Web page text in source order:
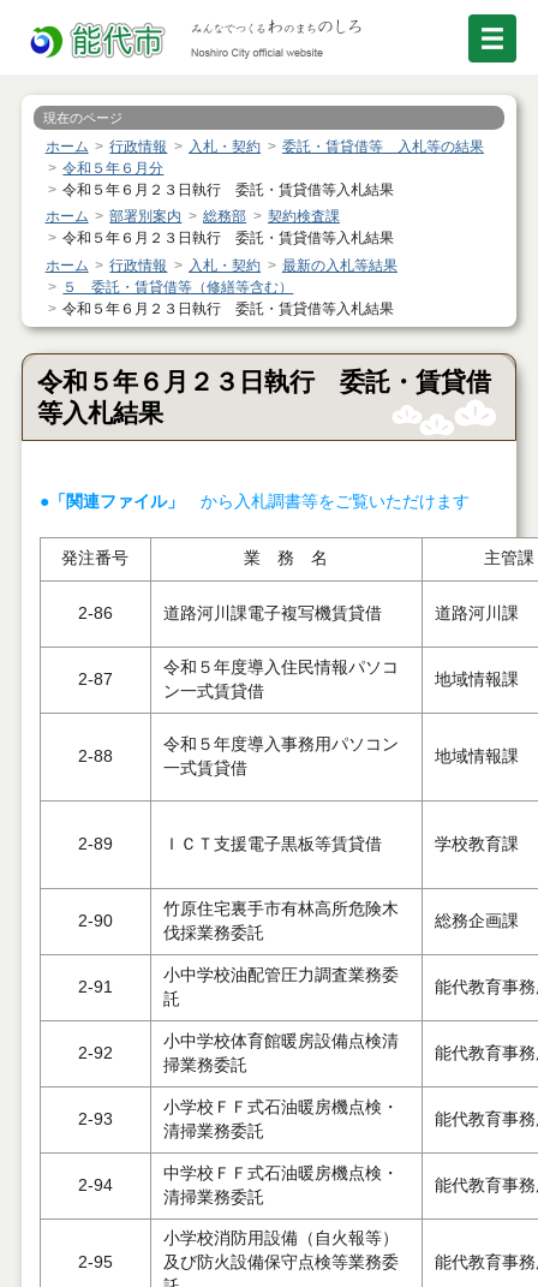
現在のページ
ホーム 行政情報 入札・契約
委託・賃貸借等 入札等の結果
令和５年６月分
令和５年６月２３日執行 委託・賃貸借等入札結果
ホーム
部署別案内 総務部
契約検査課
令和５年６月２３日執行 委託・賃貸借等入札結果
ホーム
行政情報 入札・契約
最新の入札等結果
５ 委託・賃貸借等（修繕等含む）
令和５年６月２３日執行 委託・賃貸借等入札結果
令和５年６月２３日執行 委託・賃貸借
等入札結果
●「関連ファイル」 から入札調書等をご覧いただけます
発注番号 業 務 名 主管課
2-86 道路河川課電子複写機賃貸借 道路河川課
2-87
令和５年度導入住民情報パソコ
ン一式賃貸借
地域情報課
2-88
令和５年度導入事務用パソコン
一式賃貸借
地域情報課
2-89 ＩＣＴ支援電子黒板等賃貸借 学校教育課
2-90
竹原住宅裏手市有林高所危険木
伐採業務委託
総務企画課
2-91
小中学校油配管圧力調査業務委
託
能代教育事
2-92
小中学校体育館暖房設備点検清
掃業務委託
能代教育事
2-93
小学校ＦＦ式石油暖房機点検・
清掃業務委託
能代教育事
2-94
中学校ＦＦ式石油暖房機点検・
清掃業務委託
能代教育事
2-95
小学校消防用設備（自火報等）
及び防火設備保守点検等業務委
能代教育事